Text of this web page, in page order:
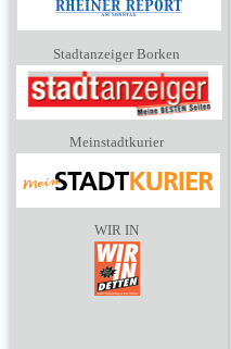
Stadtanzeiger Borken
Meinstadtkurier
WIR IN